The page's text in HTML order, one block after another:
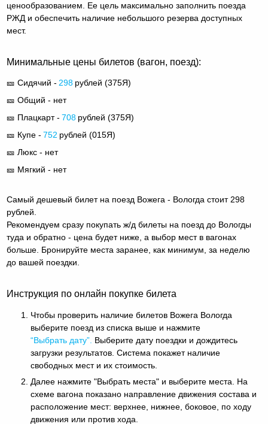
ценообразованием. Ее цель максимально заполнить поезда
РЖД и обеспечить наличие небольшого резерва доступных
мест.
Минимальные цены билетов (вагон, поезд):
🎫 Сидячий - 298 рублей (375Я)
🎫 Общий - нет
🎫 Плацкарт - 708 рублей (375Я)
🎫 Купе - 752 рублей (015Я)
🎫 Люкс - нет
🎫 Мягкий - нет
Самый дешевый билет на поезд Вожега - Вологда стоит 298
рублей.
Рекомендуем сразу покупать ж/д билеты на поезд до Вологды
туда и обратно - цена будет ниже, а выбор мест в вагонах
больше. Бронируйте места заранее, как минимум, за неделю
до вашей поездки.
Инструкция по онлайн покупке билета
Чтобы проверить наличие билетов Вожега Вологда
выберите поезд из списка выше и нажмите
“Выбрать дату”. Выберите дату поездки и дождитесь
загрузки результатов. Система покажет наличие
свободных мест и их стоимость.
Далее нажмите "Выбрать места" и выберите места. На
схеме вагона показано направление движения состава и
расположение мест: верхнее, нижнее, боковое, по ходу
движения или против хода.